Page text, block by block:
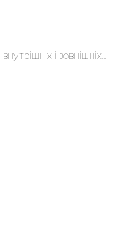
і зовнішніх...